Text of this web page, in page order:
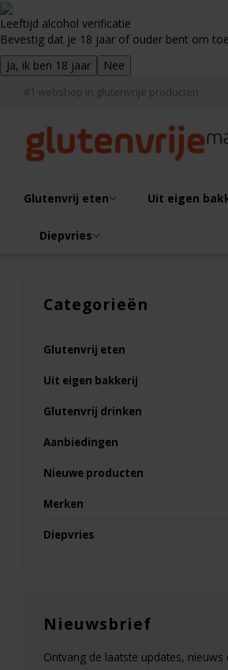
Leeftijd alcohol verificatie
Bevestig dat je 18 jaar of ouder bent om
Ja, ik ben 18 jaar
Nee
#1 webshop in glutenvrije producten
Glutenvrij eten Uit eigen
Diepvries
Categorieën
Glutenvrij eten
Uit eigen bakkerij
Glutenvrij drinken
Aanbiedingen
Nieuwe producten
Merken
Diepvries
Nieuwsbrief
Ontvang de laatste updates, nieuws